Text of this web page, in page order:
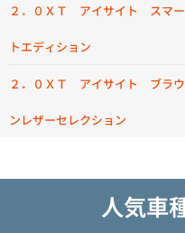
２．０ＸＴ アイサイト スマー
トエディション
２．０ＸＴ アイサイト ブラウ
ンレザーセレクション
人気車